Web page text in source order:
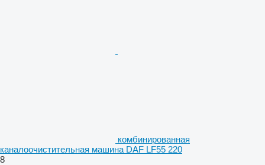
комбинированная
каналоочистительная машина DAF LF55 220
8